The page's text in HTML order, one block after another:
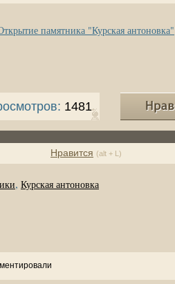
памятника "Курская антоновка"
1481
Нравится (alt + L)
, Курская антоновка